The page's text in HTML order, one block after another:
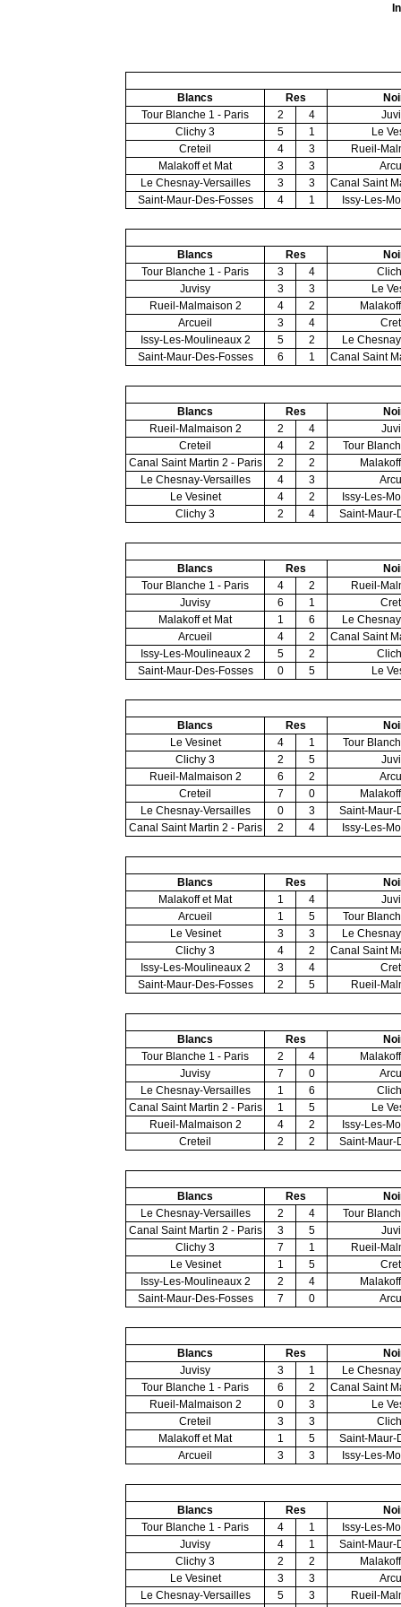
Blancs Res
Tour Blanche 1 - Paris
2 4
Clichy 3
5 1
Le
Creteil
4 3
Rueil-
Malakoff et Mat
3 3
Le Chesnay-Versailles
3 3
Canal Saint
Saint-Maur-Des-Fosses
4 1 Issy-Les-
Blancs Res
Tour Blanche 1 - Paris
3 4
Juvisy
3 3
Le
Rueil-Malmaison 2
4 2
Arcueil
3 4
Issy-Les-Moulineaux 2
5 2
Le
Saint-Maur-Des-Fosses
6 1 Canal Saint
Blancs Res
Rueil-Malmaison 2
2 4
Creteil
4 2
Tour
Canal Saint Martin 2 - Paris
2 2
Le Chesnay-Versailles
4 3
Le Vesinet
4 2
Issy-Les-
Clichy 3
2 4 Saint-Maur-
Blancs Res
Tour Blanche 1 - Paris
4 2
Rueil-
Juvisy
6 1
Malakoff et Mat
1 6
Le
Arcueil
4 2
Canal Saint
Issy-Les-Moulineaux 2
5 2
Saint-Maur-Des-Fosses
0 5 Le
Blancs Res
Le Vesinet
4 1
Tour
Clichy 3
2 5
Rueil-Malmaison 2
6 2
Creteil
7 0
Le Chesnay-Versailles
0 3
Saint-Maur-
Canal Saint Martin 2 - Paris
2 4 Issy-Les-
Blancs Res
Malakoff et Mat
1 4
Arcueil
1 5
Tour
Le Vesinet
3 3
Le
Clichy 3
4 2
Canal Saint
Issy-Les-Moulineaux 2
3 4
Saint-Maur-Des-Fosses
2 5 Rueil-
Blancs Res
Tour Blanche 1 - Paris
2 4
Juvisy
7 0
Le Chesnay-Versailles
1 6
Canal Saint Martin 2 - Paris
1 5
Le
Rueil-Malmaison 2
4 2
Issy-Les-
Creteil
2 2 Saint-Maur-
Blancs Res
Le Chesnay-Versailles
2 4
Tour
Canal Saint Martin 2 - Paris
3 5
Clichy 3
7 1
Rueil-
Le Vesinet
1 5
Issy-Les-Moulineaux 2
2 4
Saint-Maur-Des-Fosses
7 0
Blancs Res
Juvisy
3 1
Le
Tour Blanche 1 - Paris
6 2
Canal Saint
Rueil-Malmaison 2
0 3
Le
Creteil
3 3
Malakoff et Mat
1 5
Saint-Maur-
Arcueil
3 3 Issy-Les-
Blancs Res
Tour Blanche 1 - Paris
4 1
Issy-Les-
Juvisy
4 1
Saint-Maur-
Clichy 3
2 2
Le Vesinet
3 3
Le Chesnay-Versailles
5 3
Rueil-